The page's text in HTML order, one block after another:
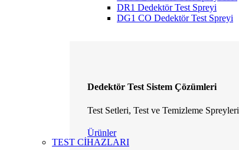
DR1 Dedektör Test Spreyi
DG1 CO Dedektör Test Spreyi
Dedektör Test Sistem Çözümleri
Test Setleri, Test ve Temizleme Spreyleri
Ürünler
TEST CİHAZLARI